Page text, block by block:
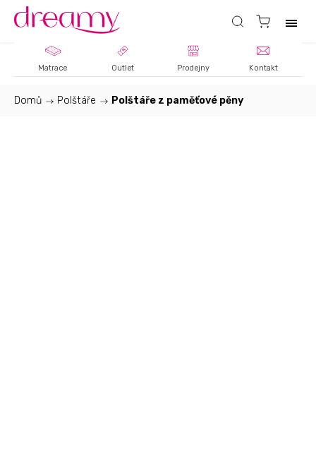
Matrace Outlet Prodejny Kontakt
Domů / Polštáře / Polštáře z paměťové pěny